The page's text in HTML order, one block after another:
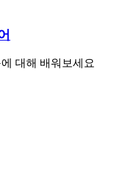
대해 배워보세요